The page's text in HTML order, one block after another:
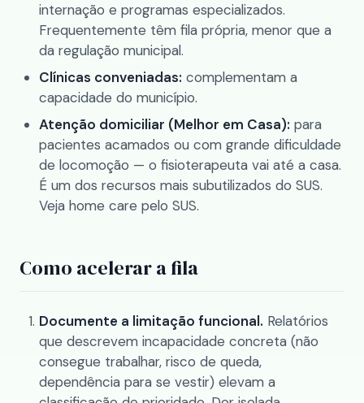
internação e programas especializados.
Frequentemente têm fila própria, menor que a
da regulação municipal.
Clínicas conveniadas: complementam a
capacidade do município.
Atenção domiciliar (Melhor em Casa): para
pacientes acamados ou com grande dificuldade
de locomoção — o fisioterapeuta vai até a casa.
É um dos recursos mais subutilizados do SUS.
Veja home care pelo SUS.
Como acelerar a fila
Documente a limitação funcional. Relatórios
que descrevem incapacidade concreta (não
consegue trabalhar, risco de queda,
dependência para se vestir) elevam a